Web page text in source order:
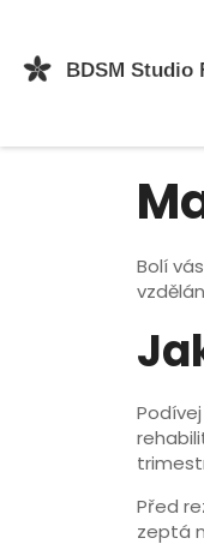
Bolí
Před
zeptá